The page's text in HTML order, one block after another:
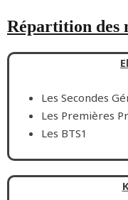
Répartition des
Les Secondes
Les Premières
Les BTS1